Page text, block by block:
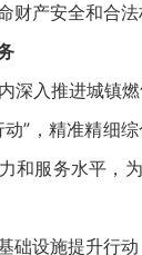
财产安全和合法
入推进城镇燃
动”，精准精细
和服务水平，
设施提升行动